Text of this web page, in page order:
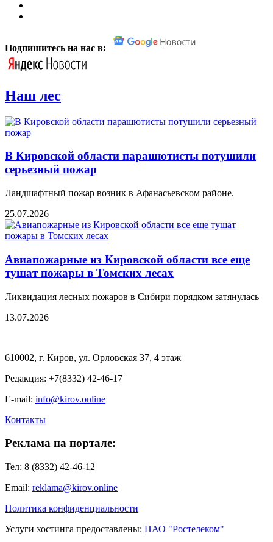
Подпишитесь на нас в:
Наш лес
В Кировской области парашютисты потушили
серьезный пожар
Ландшафтный пожар возник в Афанасьевском районе.
25.07.2026
Авиапожарные из Кировской области все еще
тушат пожары в Томских лесах
Ликвидация лесных пожаров в Сибири порядком затянулась
13.07.2026
610002, г. Киров, ул. Орловская 37, 4 этаж
Редакция: +7(8332) 42-46-17
E-mail: info@kirov.online
Контакты
Реклама на портале:
Тел: 8 (8332) 42-46-12
Email: reklama@kirov.online
Политика конфиденциальности
Услуги хостинга предоставлены: ПАО "Ростелеком"